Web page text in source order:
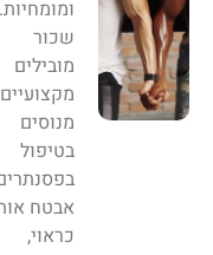
ומומחיות.
שכור
מובילים
מקצועיים
מנוסים
בטיפול
בפסנתרים,
אבטח אותו
כראוי,